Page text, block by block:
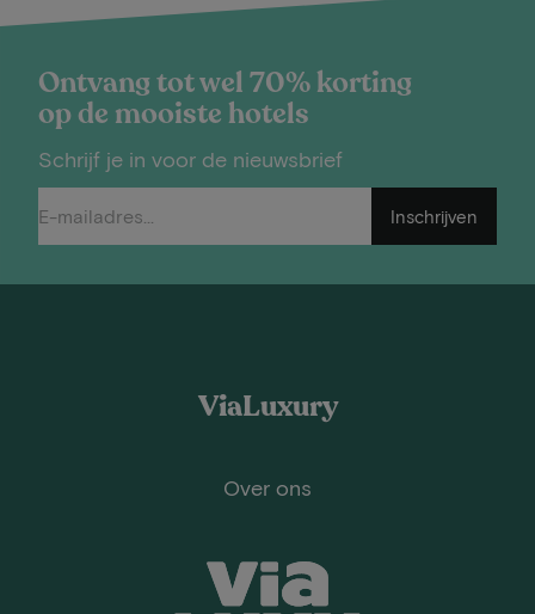
Ontvang tot wel 70% korting
op de mooiste hotels
Schrijf je in voor de nieuwsbrief
Inschrijven
ViaLuxury
Over ons